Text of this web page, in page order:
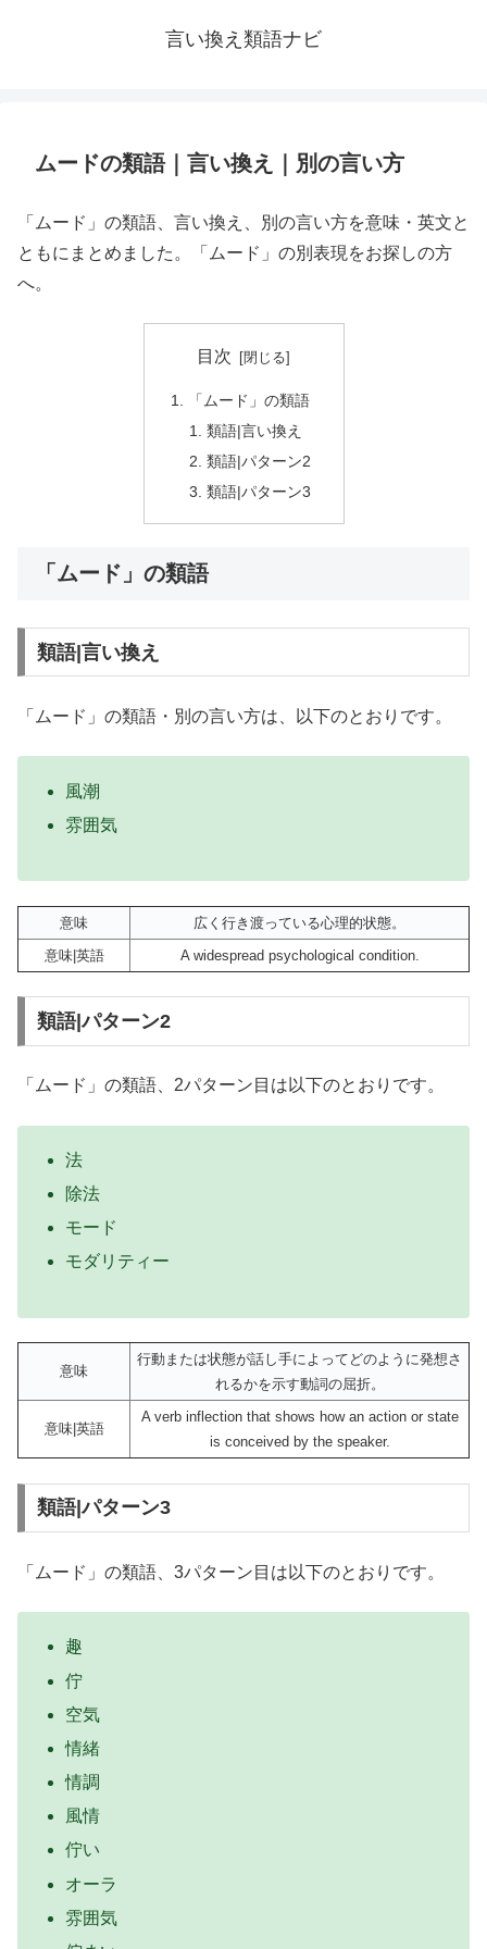
言い換え類語ナビ
ムードの類語｜言い換え｜別の言い方
「ムード」の類語、言い換え、別の言い方を意味・英文と
ともにまとめました。「ムード」の別表現をお探しの方
へ。
目次
「ムード」の類語
類語|言い換え
類語|パターン2
類語|パターン3
「ムード」の類語
類語|言い換え
「ムード」の類語・別の言い方は、以下のとおりです。
風潮
雰囲気
意味
広く行き渡っている心理的状態。
意味|英語
A widespread psychological condition.
類語|パターン2
「ムード」の類語、2パターン目は以下のとおりです。
法
除法
モード
モダリティー
意味
行動または状態が話し手によってどのように発想さ
れるかを示す動詞の屈折。
意味|英語
A verb inflection that shows how an action or state
is conceived by the speaker.
類語|パターン3
「ムード」の類語、3パターン目は以下のとおりです。
趣
佇
空気
情緒
情調
風情
佇い
オーラ
雰囲気